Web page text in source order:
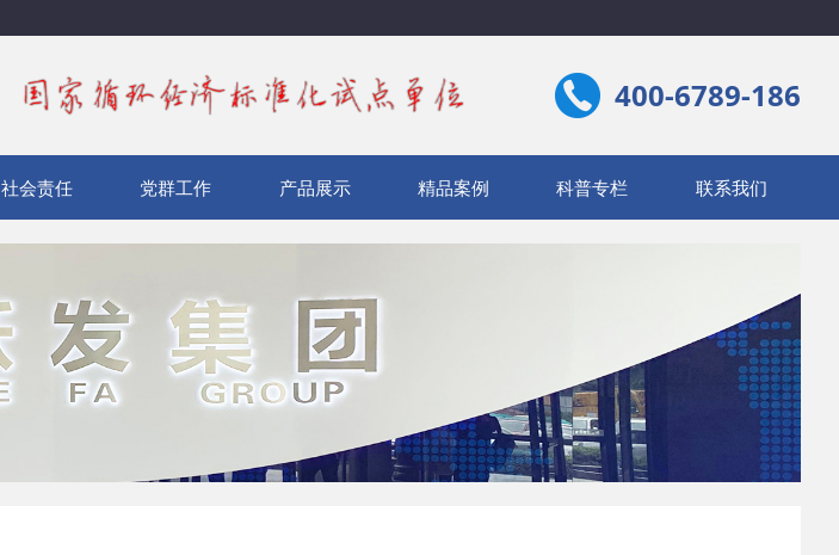
400-6789-186
社会责任 党群工作 产品展示 精品案例 科普专栏 联系我们